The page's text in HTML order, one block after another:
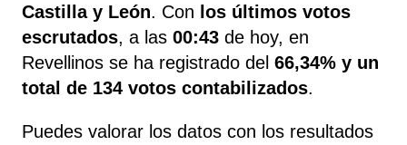
Castilla y León. Con los últimos votos
escrutados, a las 00:43 de hoy, en
Revellinos se ha registrado del 66,34% y un
total de 134 votos contabilizados.
Puedes valorar los datos con los resultados